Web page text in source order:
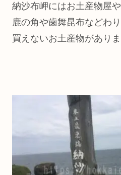
納沙布岬にはお土産物屋
鹿の角や歯舞昆布などわ
買えないお土産物がありま